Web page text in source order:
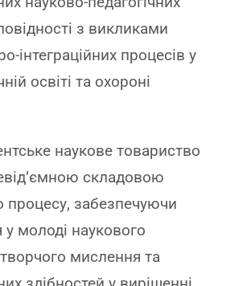
з викликами
інтеграційних процесів у
освіті та охороні
наукове товариство
складовою
процесу, забезпечуючи
молоді наукового
мислення та